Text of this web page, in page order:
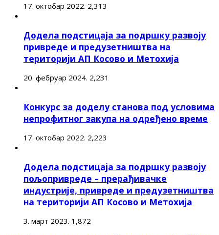
17. октобар 2022. 2,313
Додела подстицаја за подршку развоју
привреде и предузетништва на
територији АП Косово и Метохија
20. фебруар 2024. 2,231
Конкурс за доделу станова под условима
непрофитног закупа на одређено време
17. октобар 2022. 2,223
Додела подстицаја за подршку развоју
пољопривреде – прерађивачке
индустрије, привреде и предузетништва
на територији АП Косово и Метохија
3. март 2023. 1,872